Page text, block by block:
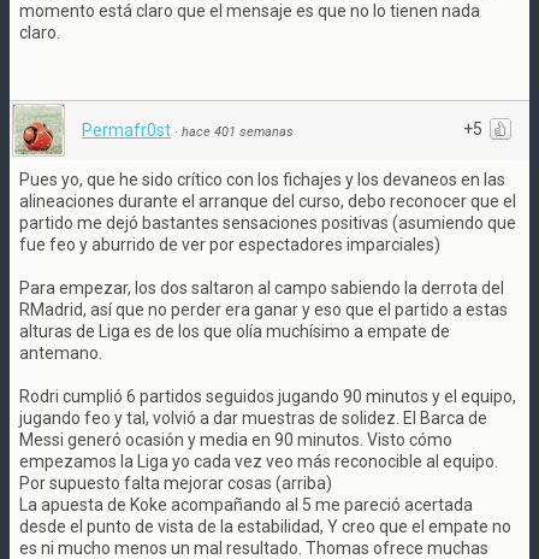
momento está claro que el mensaje es que no lo tienen nada
claro.
+5
Permafr0st · hace 401 semanas
Pues yo, que he sido crítico con los fichajes y los devaneos en las
alineaciones durante el arranque del curso, debo reconocer que el
partido me dejó bastantes sensaciones positivas (asumiendo que
fue feo y aburrido de ver por espectadores imparciales)
Para empezar, los dos saltaron al campo sabiendo la derrota del
RMadrid, así que no perder era ganar y eso que el partido a estas
alturas de Liga es de los que olía muchísimo a empate de
antemano.
Rodri cumplió 6 partidos seguidos jugando 90 minutos y el equipo,
jugando feo y tal, volvió a dar muestras de solidez. El Barca de
Messi generó ocasión y media en 90 minutos. Visto cómo
empezamos la Liga yo cada vez veo más reconocible al equipo.
Por supuesto falta mejorar cosas (arriba)
La apuesta de Koke acompañando al 5 me pareció acertada
desde el punto de vista de la estabilidad, Y creo que el empate no
es ni mucho menos un mal resultado. Thomas ofrece muchas